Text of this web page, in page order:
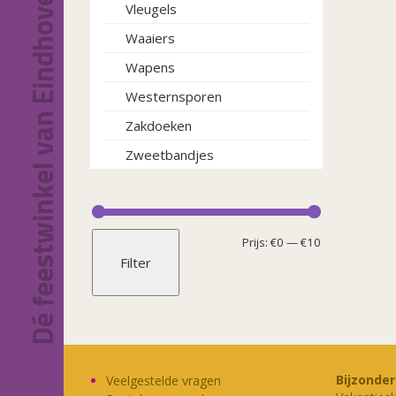
Vleugels
Waaiers
Wapens
Westernsporen
Zakdoeken
Zweetbandjes
Filter
Prijs: €0 —€10
Dé feestwinkel van Eindhoven!
Veelgestelde vragen